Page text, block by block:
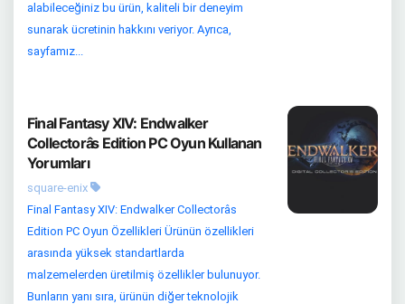
alabileceğiniz bu ürün, kaliteli bir deneyim
sunarak ücretinin hakkını veriyor. Ayrıca,
sayfamız...
Final Fantasy XIV: Endwalker
Collectorâs Edition PC Oyun Kullanan
Yorumları
square-enix
Final Fantasy XIV: Endwalker Collectorâs
Edition PC Oyun Özellikleri Ürünün özellikleri
arasında yüksek standartlarda
malzemelerden üretilmiş özellikler bulunuyor.
Bunların yanı sıra, ürünün diğer teknolojik